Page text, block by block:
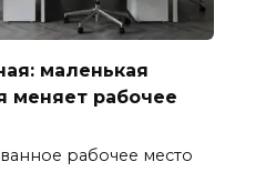
маленькая
меняет рабочее
рабочее место